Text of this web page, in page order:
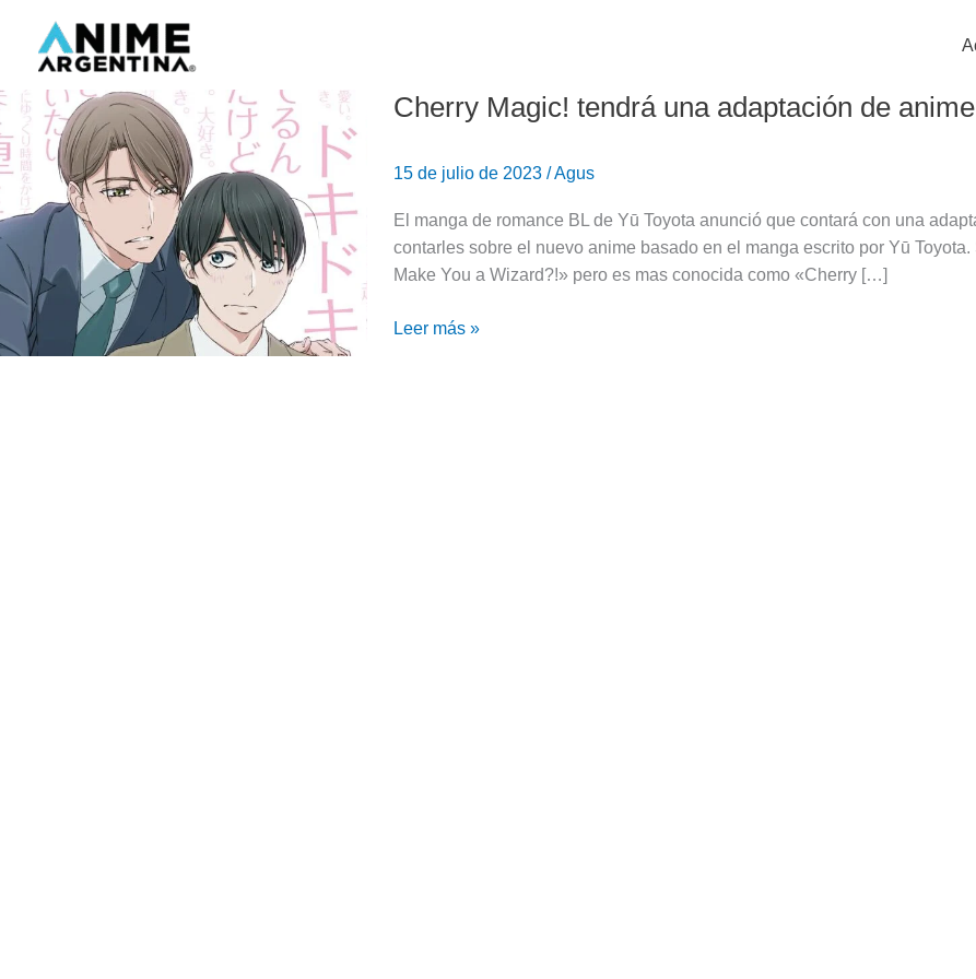
contenido
Cherry Magic! tendrá una adaptación de anime
15 de julio de 2023 /Agus
El manga de romance BL de Yū Toyota anunció que contará con una
contarles sobre el nuevo anime basado en el manga escrito por Yū
Make You a Wizard?!» pero es mas conocida como «Cherry […]
Cherry
una
adaptación
anime
Leer más »